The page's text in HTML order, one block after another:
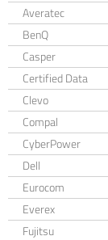
Averatec
BenQ
Casper
Certified Data
Clevo
Compal
CyberPower
Dell
Eurocom
Everex
Fujitsu